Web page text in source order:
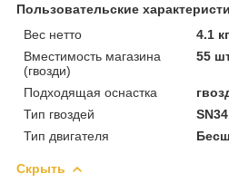
Пользовательские
Вес нетто
4.1 кг
Вместимость магазина
(гвозди)
55
Подходящая оснастка
Тип гвоздей
SN34
Тип двигателя
Скрыть